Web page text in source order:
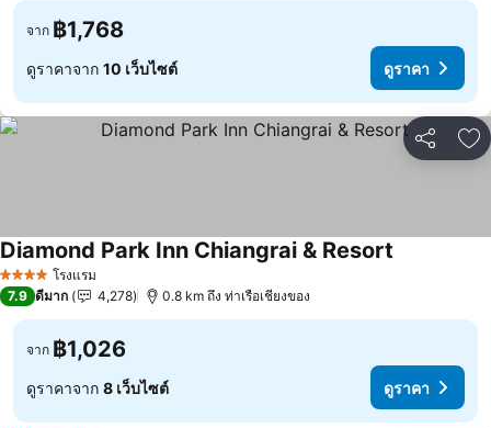
จาก ฿1,768
ดูราคาจาก 10 เว็บไซต์ ดูราคา
แชร์ เ
4 ดาว โรงแรม
Diamond Park Inn Chiangrai & Resort
7.9 ดีมาก 4,278 0.8 km ถึง ท่าเรือเชียงของ
จาก ฿1,026
ดูราคาจาก 8 เว็บไซต์ ดูราคา